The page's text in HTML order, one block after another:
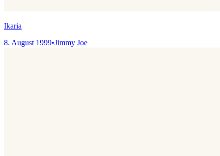
Ikaria
8. August 1999•Jimmy Joe